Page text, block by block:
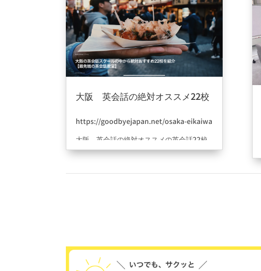
大阪 英会話の絶対オススメ22校
に紹介されました。
https://goodbyejapan.net/osaka-eikaiwa
大阪 英会話の絶対オススメの英会話22校
にご紹介頂けました。まだまだ初めて間も
ございます。まだまだもっと攻めて行きま